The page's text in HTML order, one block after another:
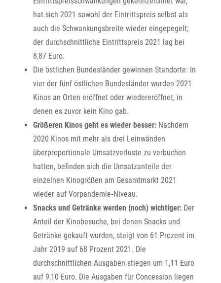
hat sich 2021 sowohl der Eintrittspreis selbst als
auch die Schwankungsbreite wieder eingepegelt;
der durchschnittliche Eintrittspreis 2021 lag bei
8,87 Euro.
Die östlichen Bundesländer gewinnen Standorte: In
vier der fünf östlichen Bundesländer wurden 2021
Kinos an Orten eröffnet oder wiedereröffnet, in
denen es zuvor kein Kino gab.
Größeren Kinos geht es wieder besser: Nachdem
2020 Kinos mit mehr als drei Leinwänden
überproportionale Umsatzverluste zu verbuchen
hatten, befinden sich die Umsatzanteile der
einzelnen Kinogrößen am Gesamtmarkt 2021
wieder auf Vorpandemie‐Niveau.
Snacks und Getränke werden (noch) wichtiger: Der
Anteil der Kinobesuche, bei denen Snacks und
Getränke gekauft wurden, steigt von 61 Prozent im
Jahr 2019 auf 68 Prozent 2021. Die
durchschnittlichen Ausgaben stiegen um 1,11 Euro
auf 9,10 Euro. Die Ausgaben für Concession liegen